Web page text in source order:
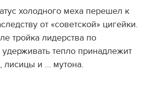
холодного меха перешел к
от «советской» цигейки.
тройка лидерства по
удерживать тепло принадлежит
лисицы и … мутона.